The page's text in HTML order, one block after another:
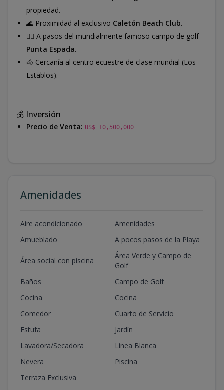
propiedad.
🌊 Proximidad al exclusivo Caletón Beach Club.
🏌️‍♂️ A pasos del mundialmente famoso campo de golf
Punta Espada.
🐴 Cercanía al centro ecuestre de clase mundial (Los
Establos).
💰 Inversión
Precio de Venta: US$ 10,500,000
Amenidades
Aire acondicionado
Amenidades
Amueblado
A pocos pasos de la Playa
Área social con piscina
Área Verde y Campo de
Golf
Baños
Campo de Golf
Cocina
Cocina
Comedor
Cuarto de Servicio
Estufa
Jardín
Lavadora/Secadora
Línea Blanca
Nevera
Piscina
Terraza Exclusiva